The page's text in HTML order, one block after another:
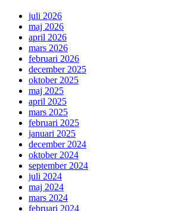
juli 2026
maj 2026
april 2026
mars 2026
februari 2026
december 2025
oktober 2025
maj 2025
april 2025
mars 2025
februari 2025
januari 2025
december 2024
oktober 2024
september 2024
juli 2024
maj 2024
mars 2024
februari 2024